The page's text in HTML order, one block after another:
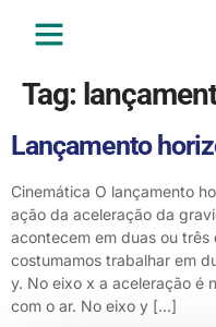
Tag:
Lançamento
Cinemática O lançamento
ação da aceleração da
acontecem em duas ou três
costumamos trabalhar em
y. No eixo x a aceleração é
com o ar. No eixo y […]